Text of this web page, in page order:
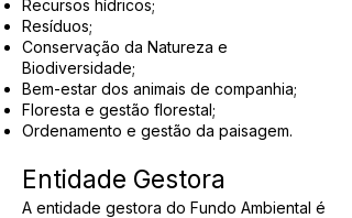
Recursos hídricos;
Resíduos;
Conservação da Natureza e
Biodiversidade;
Bem-estar dos animais de companhia;
Floresta e gestão florestal;
Ordenamento e gestão da paisagem.
Entidade Gestora
A entidade gestora do Fundo Ambiental é